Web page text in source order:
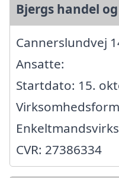
Bjergs handel
Cannerslundvej
Ansatte:
Startdato: 15.
CVR: 27386334